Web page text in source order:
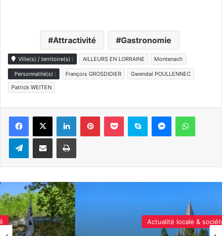
Attractivité Gastronomie
Ville(s) / territoire(s) : AILLEURS EN LORRAINE Montenach
Personnalité(s) : François GROSDIDIER
Gwendal POULLENNEC
Patrick WEITEN
LinkedinPinterestPocket Skype Messenger
TelegramPartager par e-mail Imprimer
Actualité locale & société